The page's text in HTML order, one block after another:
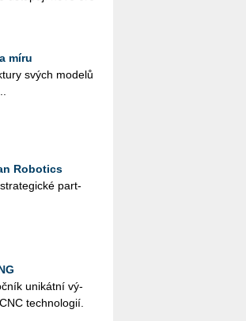
míru
svých mo­de­lů
Robotics
part­
uni­kát­ní vý­
tech­no­lo­gií.